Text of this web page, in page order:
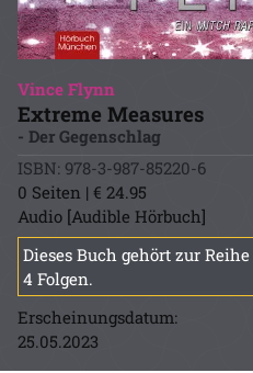
Vince Flynn
Extreme Measures
- Der Gegenschlag
ISBN: 978-3-987-85220-6
0 Seiten | € 24.95
Audio [Audible Hörbuch]
Dieses Buch gehört zur Reihe
4 Folgen.
Erscheinungsdatum:
25.05.2023